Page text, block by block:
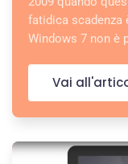
fatidica scadenza
Windows 7 non è
Vai